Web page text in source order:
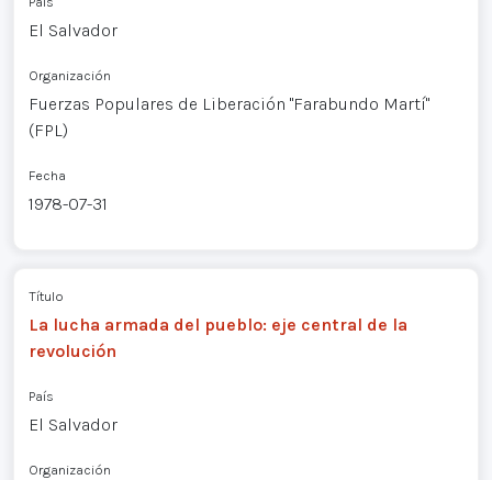
El Salvador
Organización
Fuerzas Populares de Liberación "Farabundo Martí"
(FPL)
Fecha
1978-07-31
Título
La lucha armada del pueblo: eje central de la
revolución
País
El Salvador
Organización